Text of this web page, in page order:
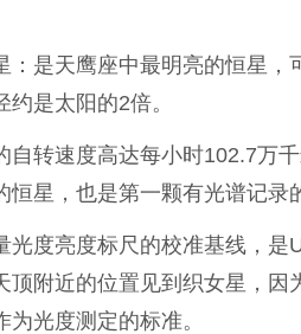
：是天鹰座中最明亮的恒星
是太阳的2倍。
自转速度高达每小时102.7万
恒星，也是第一颗有光谱记录
光度亮度标尺的校准基线，是
顶附近的位置见到织女星，
光度测定的标准。